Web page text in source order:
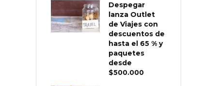
Despegar
lanza Outlet
de Viajes con
descuentos de
hasta el 65 % y
paquetes
desde
$500.000